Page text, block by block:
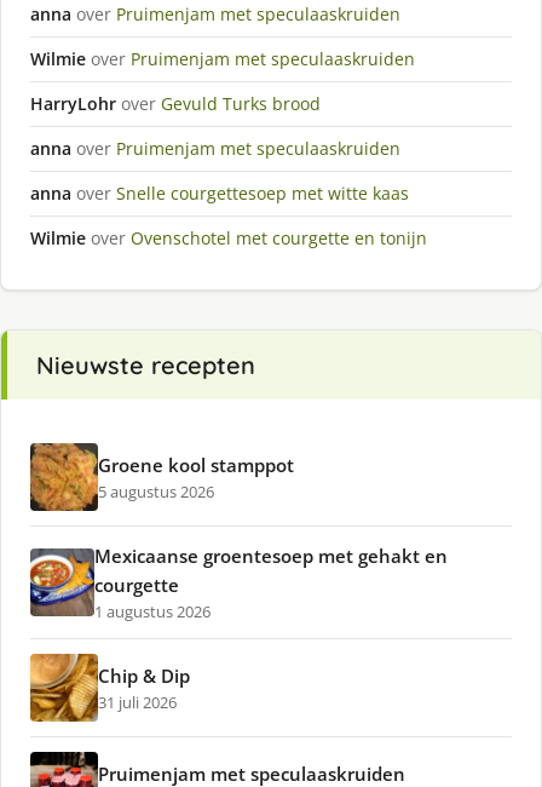
anna over Pruimenjam met speculaaskruiden
Wilmie over Pruimenjam met speculaaskruiden
HarryLohr over Gevuld Turks brood
anna over Pruimenjam met speculaaskruiden
anna over Snelle courgettesoep met witte kaas
Wilmie over Ovenschotel met courgette en tonijn
Nieuwste recepten
Groene kool stamppot
5 augustus 2026
Mexicaanse groentesoep met gehakt en
courgette
1 augustus 2026
Chip & Dip
31 juli 2026
Pruimenjam met speculaaskruiden